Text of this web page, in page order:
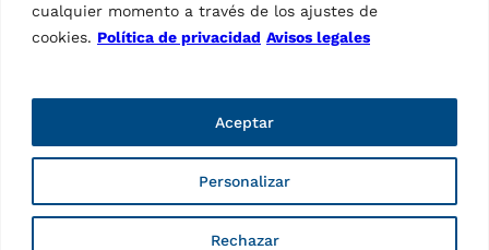
cualquier momento a través de los ajustes de
cookies. Política de privacidad Avisos legales
Personalizar
Rechazar
Aceptar